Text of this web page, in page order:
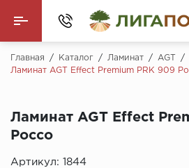
Назад
Кварцвинил (LVT)
Главная / Каталог / Ламинат / AGT /
Ламинат AGT Effect Premium PRK 909
Ламинат AGT Effect
Россо
Артикул: 1844